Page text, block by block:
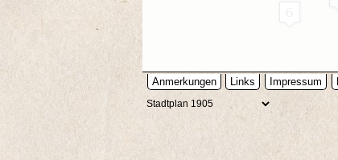
Anmerkungen Links Impressum